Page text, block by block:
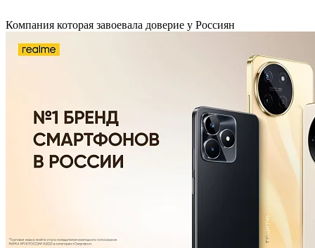
Компания которая завоевала доверие у Россиян